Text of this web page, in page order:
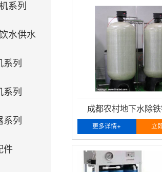
系列
水供水
列
列
列
件
成都农村地下水除
更多详情+ 立